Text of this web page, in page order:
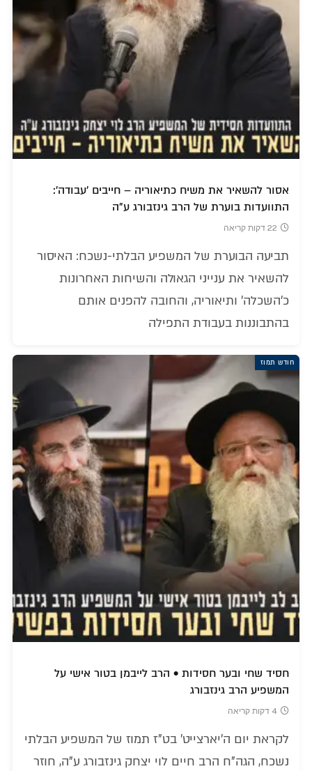
אסור להשאיר את משיח כתיאוריה – חייבים 'עבודה':
התוועדות בוערת של הרב גינזבורג ע"ה
22 דקות קריאה
תביעה הבוערת של המשפיע הבלתי-נשכח: האיסור
להשאיר את ענייני הגאולה והשיחות האחרונות
כ'השכלה' ותיאוריה, והחובה להפנים אותם
בהתבוננות בעבודת התפילה
חודש תמוז
חסיד שחי ובער חסידות • הרב לייבמן בטור אישי על
המשפיע הרב גינזבורג
4 דקות קריאה
לקראת יום ה'יארצייט' בט"ז תמוז של המשפיע הבלתי
נשכח, הגה"ח הרב חיים לוי יצחק גינזבורג ע"ה, חוזר